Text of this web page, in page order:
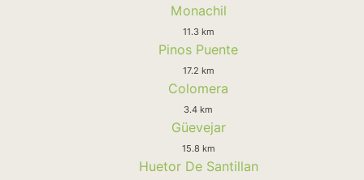
Monachil
11.3 km
Pinos Puente
17.2 km
Colomera
3.4 km
Güevejar
15.8 km
Huetor De Santillan